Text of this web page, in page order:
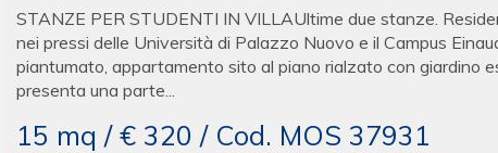
STANZE PER STUDENTI IN VILLAUltime due stanze.
nei pressi delle Università di Palazzo Nuovo e il Campus
piantumato, appartamento sito al piano rialzato con giardino
presenta una parte...
15 mq / € 320 / Cod. MOS 37931